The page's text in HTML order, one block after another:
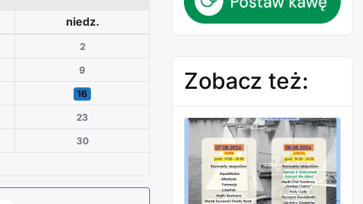
niedz.
2
9
16
23
30
Zobacz też: